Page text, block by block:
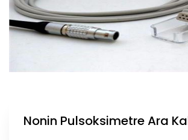
Nonin Pulsoksimetre Ara